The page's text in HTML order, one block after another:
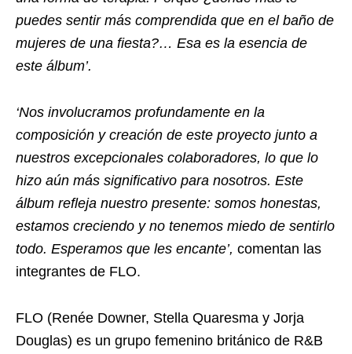
puedes sentir más comprendida que en el baño de
mujeres de una fiesta?… Esa es la esencia de
este álbum’.
‘Nos involucramos profundamente en la
composición y creación de este proyecto junto a
nuestros excepcionales colaboradores, lo que lo
hizo aún más significativo para nosotros. Este
álbum refleja nuestro presente: somos honestas,
estamos creciendo y no tenemos miedo de sentirlo
todo. Esperamos que les encante’, comentan las
integrantes de FLO.
FLO (Renée Downer, Stella Quaresma y Jorja
Douglas) es un grupo femenino británico de R&B